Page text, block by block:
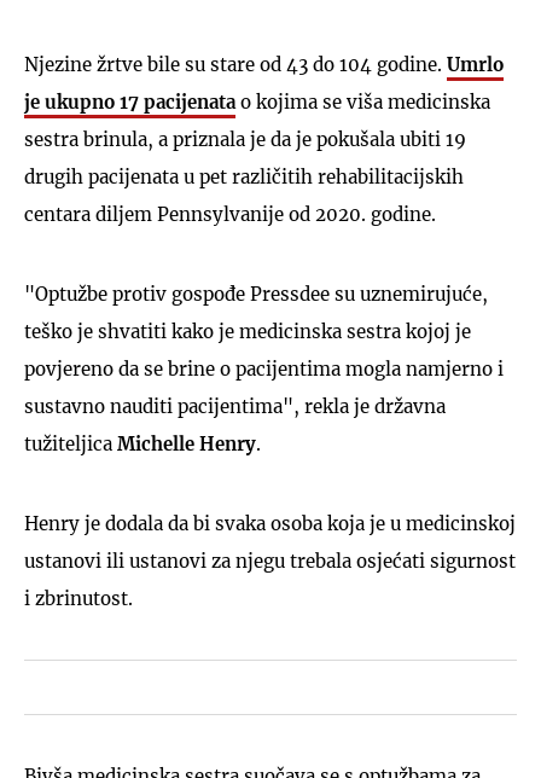
Njezine žrtve bile su stare od 43 do 104 godine. Umrlo
je ukupno 17 pacijenata o kojima se viša medicinska
sestra brinula, a priznala je da je pokušala ubiti 19
drugih pacijenata u pet različitih rehabilitacijskih
centara diljem Pennsylvanije od 2020. godine.
"Optužbe protiv gospođe Pressdee su uznemirujuće,
teško je shvatiti kako je medicinska sestra kojoj je
povjereno da se brine o pacijentima mogla namjerno i
sustavno nauditi pacijentima", rekla je državna
tužiteljica Michelle Henry.
Henry je dodala da bi svaka osoba koja je u medicinskoj
ustanovi ili ustanovi za njegu trebala osjećati sigurnost
i zbrinutost.